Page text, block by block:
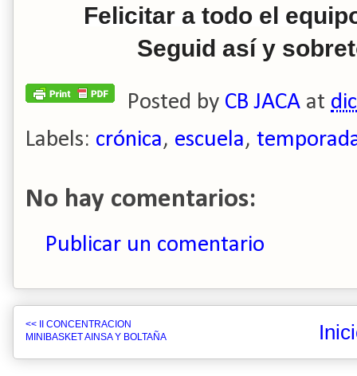
Felicitar a todo el
Seguid así y
Posted by CB JACA at
Labels: crónica, escuela,
No hay comentarios:
Publicar un comentario
<< II CONCENTRACION
MINIBASKET AINSA Y BOLTAÑA